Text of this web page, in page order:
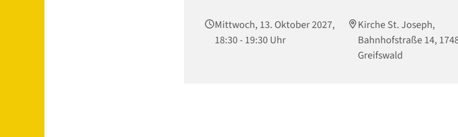
Mittwoch, 13. Oktober 2027,
18:30 - 19:30 Uhr
Kirche St. Joseph,
Bahnhofstraße 14,
Greifswald